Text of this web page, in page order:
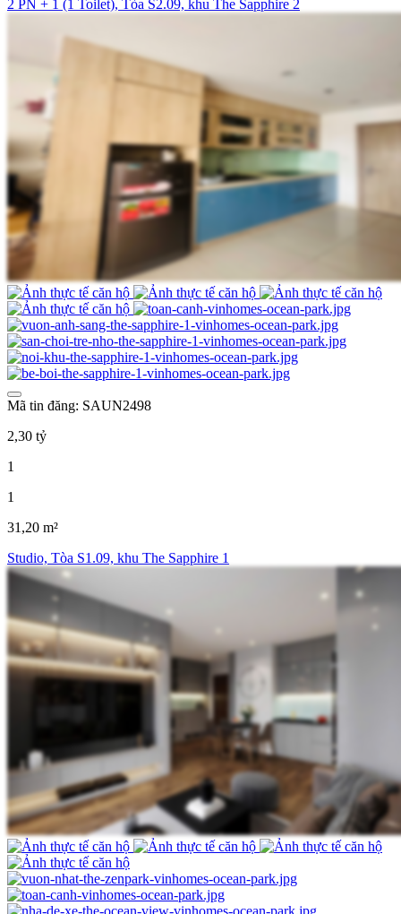
2 PN + 1 (1 Toilet), Tòa S2.09, khu The Sapphire 2
Mã tin đăng: SAUN2498
2,30 tỷ
1
1
31,20 m²
Studio, Tòa S1.09, khu The Sapphire 1